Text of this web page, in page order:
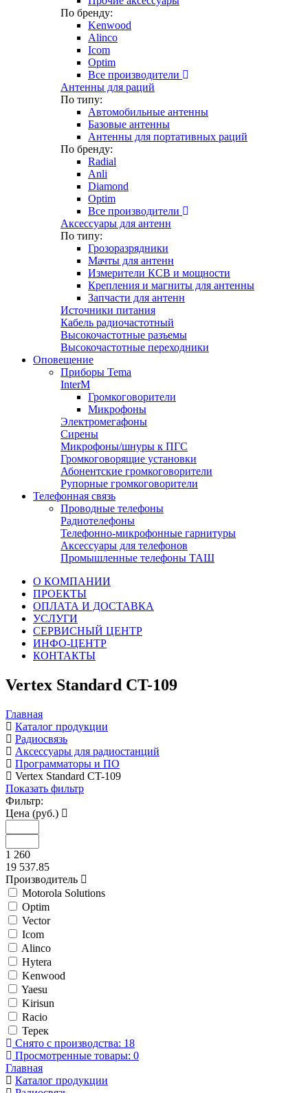
По бренду:
Kenwood
Alinco
Icom
Optim
Все производители
Антенны для раций
По типу:
Автомобильные антенны
Базовые антенны
Антенны для портативных раций
По бренду:
Radial
Anli
Diamond
Optim
Все производители
Аксессуары для антенн
По типу:
Грозоразрядники
Мачты для антенн
Измерители КСВ и мощности
Крепления и магниты для антенны
Запчасти для антенн
Источники питания
Кабель радиочастотный
Высокочастотные разъемы
Высокочастотные переходники
Оповещение
Приборы Tema
InterM
Громкоговорители
Микрофоны
Электромегафоны
Сирены
Микрофоны/шнуры к ПГС
Громкоговорящие установки
Абонентские громкоговорители
Рупорные громкоговорители
Телефонная связь
Проводные телефоны
Радиотелефоны
Телефонно-микрофонные гарнитуры
Аксессуары для телефонов
Промышленные телефоны ТАШ
О КОМПАНИИ
ПРОЕКТЫ
ОПЛАТА И ДОСТАВКА
УСЛУГИ
СЕРВИСНЫЙ ЦЕНТР
ИНФО-ЦЕНТР
КОНТАКТЫ
Vertex Standard CT-109
Главная
Каталог продукции
Радиосвязь
Аксессуары для радиостанций
Программаторы и ПО
Vertex Standard CT-109
Показать фильтр
Фильтр:
Цена (руб.)
1 260
19 537.85
Производитель
Motorola Solutions
Optim
Vector
Icom
Alinco
Hytera
Kenwood
Yaesu
Kirisun
Racio
Терек
Снято с производства: 18
Просмотренные товары: 0
Главная
Каталог продукции